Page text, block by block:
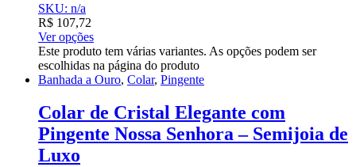
SKU: n/a
R$ 107,72
Ver opções
Este produto tem várias variantes. As opções podem ser
escolhidas na página do produto
Banhada a Ouro, Colar, Pingente
Colar de Cristal Elegante com
Pingente Nossa Senhora – Semijoia de
Luxo